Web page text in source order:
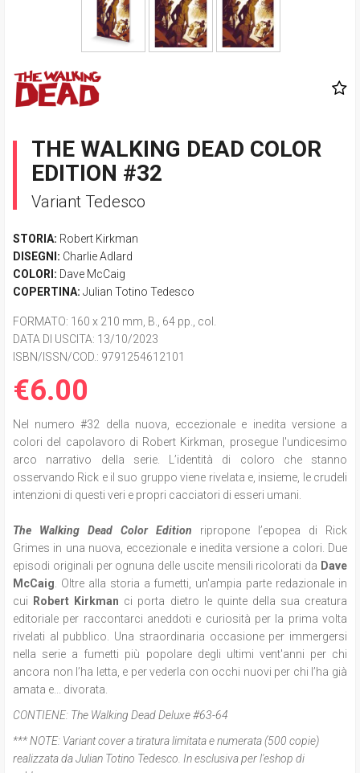
THE WALKING DEAD COLOR
EDITION #32
Variant Tedesco
STORIA: Robert Kirkman
DISEGNI: Charlie Adlard
COLORI: Dave McCaig
COPERTINA: Julian Totino Tedesco
FORMATO: 160 x 210 mm, B., 64 pp., col.
DATA DI USCITA: 13/10/2023
ISBN/ISSN/COD.: 9791254612101
€6.00
Nel numero #32 della nuova, eccezionale e inedita versione a
colori del capolavoro di Robert Kirkman, prosegue l'undicesimo
arco narrativo della serie. L’identità di coloro che stanno
osservando Rick e il suo gruppo viene rivelata e, insieme, le crudeli
intenzioni di questi veri e propri cacciatori di esseri umani.
The Walking Dead Color Edition ripropone l ’epopea di Rick
Grimes in una nuova, eccezionale e inedita versione a colori. Due
episodi originali per ognuna delle uscite mensili ricolorati da Dave
McCaig . Oltre alla storia a fumetti, un'ampia parte redazionale in
cui
Robert Kirkman ci porta dietro le quinte della sua creatura
editoriale per raccontarci aneddoti e curiosità per la prima volta
rivelati al pubblico. Una straordinaria occasione per immergersi
nella serie a fumetti più popolare degli ultimi vent'anni per chi
ancora non l’ha letta, e per vederla con occhi nuovi per chi l’ha già
amata e... divorata.
CONTIENE: The Walking Dead Deluxe #63-64
*** NOTE: Variant cover a tiratura limitata e numerata (500 copie)
realizzata da Julian Totino Tedesco. In esclusiva per l'eshop di